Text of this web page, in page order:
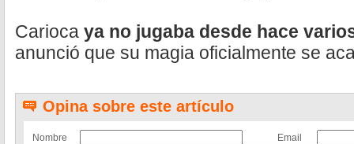
Carioca ya no jugaba desde hace
anunció que su magia oficialmente se
Opina sobre este artículo
Nombre
Email